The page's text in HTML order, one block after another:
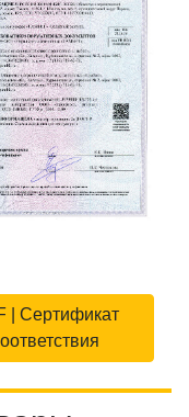
| Сертификат